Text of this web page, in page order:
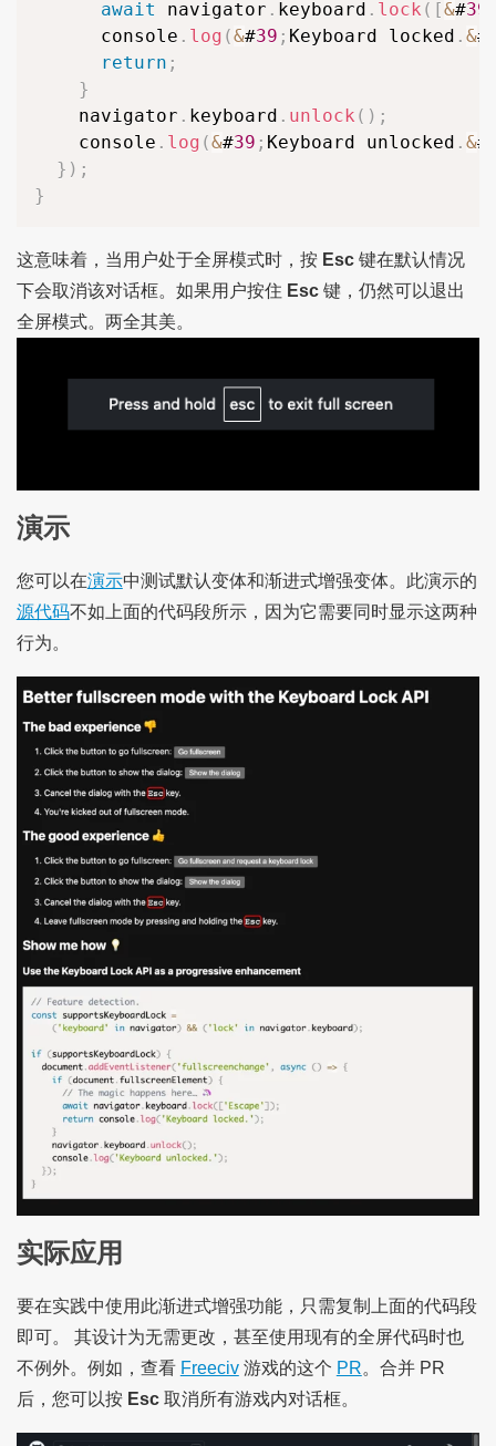
await navigator . keyboard . lock ( [&#39
      console
. log (&#39 ; Keyboard locked . &#
return ;
}
    navigator
. keyboard . unlock ( ) ;
    console
. log (&#39 ; Keyboard unlocked . &#
} ) ;
}
这意味着，当用户处于全屏模式时，按 Esc键在默认情况
下会取消该对话框。如果用户按住 Esc键，仍然可以退出
全屏模式。两全其美。
演示
您可以在演示中测试默认变体和渐进式增强变体。此演示的
源代码不如上面的代码段所示，因为它需要同时显示这两种
行为。
实际应用
要在实践中使用此渐进式增强功能，只需复制上面的代码段
即可。 其设计为无需更改，甚至使用现有的全屏代码时也
不例外。例如，查看 Freeciv游戏的这个 PR。合并 PR
后，您可以按 Esc取消所有游戏内对话框。